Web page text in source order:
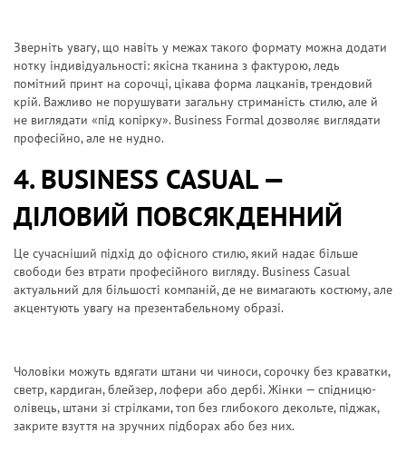
Зверніть увагу, що навіть у межах такого формату можна додати
нотку індивідуальності: якісна тканина з фактурою, ледь
помітний принт на сорочці, цікава форма лацканів, трендовий
крій. Важливо не порушувати загальну стриманість стилю, але й
не виглядати «під копірку». Business Formal дозволяє виглядати
професійно, але не нудно.
4. BUSINESS CASUAL —
ДІЛОВИЙ ПОВСЯКДЕННИЙ
Це сучасніший підхід до офісного стилю, який надає більше
свободи без втрати професійного вигляду. Business Casual
актуальний для більшості компаній, де не вимагають костюму, але
акцентують увагу на презентабельному образі.
Чоловіки можуть вдягати штани чи чиноси, сорочку без краватки,
светр, кардиган, блейзер, лофери або дербі. Жінки — спідницю-
олівець, штани зі стрілками, топ без глибокого декольте, піджак,
закрите взуття на зручних підборах або без них.